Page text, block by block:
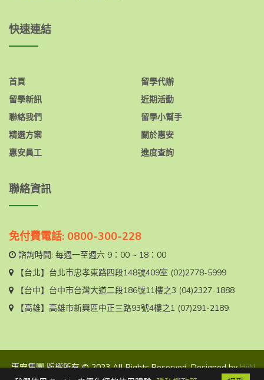
快速連結
首頁
留學新訊
聯絡我們
精選方案
惠安員工
留學代辦
近期活動
留學小幫手
關於惠安
進度查詢
聯絡資訊
免付費電話: 0800-300-228
諮詢時間: 每週一至週六 9：00 ~ 18：00
【台北】 台北市忠孝東路四段148號409室 (02)2778-5999
【台中】 台中市台灣大道二段186號11樓之3 (04)2327-1888
【高雄】 高雄市新興區中正三路93號4樓之1 (07)291-2189
惠安集團 版權所有 © 2023 All Rights Reserved. Designed byHiiN